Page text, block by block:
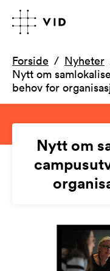
Forside
Nyheter
Nytt om
behov for
Nytt om